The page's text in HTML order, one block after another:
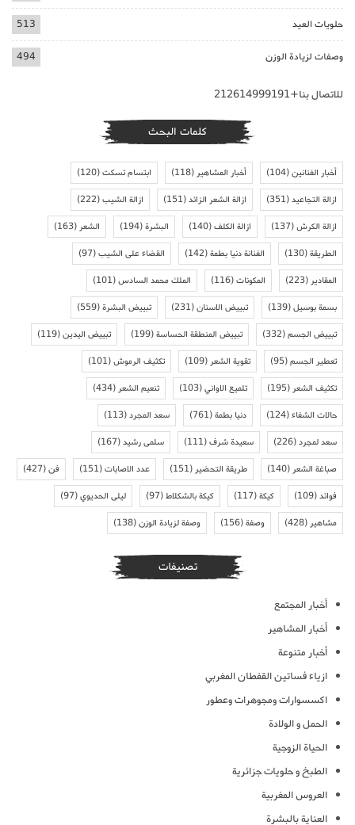
حلويات العيد 513
وصفات لزيادة الوزن 494
للاتصال بنا+212614999191
كلمات البحث
أخبار الفنانين(104) أخبار المشاهير(118) ابتسام تسكت(120)
ازالة التجاعيد(351) ازالة الشعر الزائد(151) ازالة الشيب(222)
ازالة الكرش(137) ازالة الكلف(140) البشرة(194) الشعر(163)
الطريقة(130) الفنانة دنيا بطمة(142) القضاء على الشيب(97)
المقادير(223) المكونات(116) الملك محمد السادس(101)
بسمة بوسيل(139) تبييض الاسنان(231) تبييض البشرة(559)
تبييض الجسم(332) تبييض المنطقة الحساسة(199) تبييض اليدين(119)
تعطير الجسم(95) تقوية الشعر(109) تكثيف الرموش(101)
تكثيف الشعر(195) تلميع الاواني(103) تنعيم الشعر(434)
حالات الشفاء(124) دنيا بطمة(761) سعد المجرد(113)
سعد لمجرد(226) سعيدة شرف(111) سلمى رشيد(167)
صباغة الشعر(140) طريقة التحضير(151) عدد الاصابات(151) فن(427)
فوائد(109) كيكة(117) كيكة بالشكلاط(97) ليلى الحديوي(97)
مشاهير(428) وصفة(156) وصفة لزيادة الوزن(138)
تصنيفات
أخبار المجتمع
أخبار المشاهير
أخبار متنوعة
ازياء فساتين القفطان المغربي
اكسسوارات ومجوهرات وعطور
الحمل و الولادة
الحياة الزوجية
الطبخ و حلويات جزائرية
العروس المغربية
العناية بالبشرة